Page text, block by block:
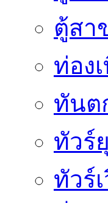
ตู้สา
ท่อง
ทันต
ทัวร์
ทัวร์